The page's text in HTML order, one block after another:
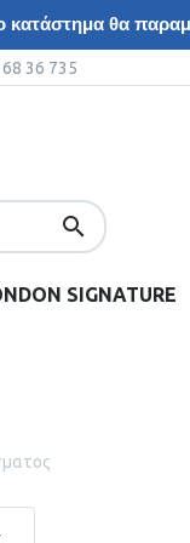
κατάστημα θα
36 735
SIGNATURE